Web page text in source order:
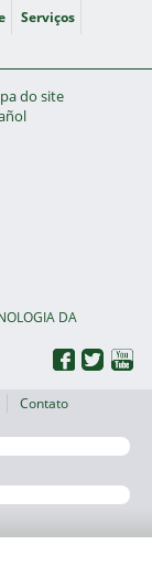
Serviços
do site
DA
Contato